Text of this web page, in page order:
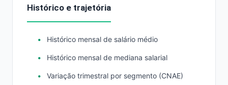
Histórico e trajetória
Histórico mensal de salário médio
Histórico mensal de mediana salarial
Variação trimestral por segmento (CNAE)